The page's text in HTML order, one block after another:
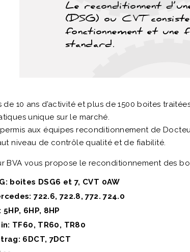
Le reconditionnent
(DSG) ou CVT
fonctionnement et une
standard.
de 10 ans d’activité et plus de 1500 boites
unique sur le marché.
aux équipes reconditionnement de
niveau de contrôle qualité et de fiabilité.
BVA vous propose le reconditionnement des
boites DSG6 et 7, CVT 0AW
722.6, 722.8, 772. 724.0
5HP, 6HP, 8HP
TF60, TR60, TR80
6DCT, 7DCT